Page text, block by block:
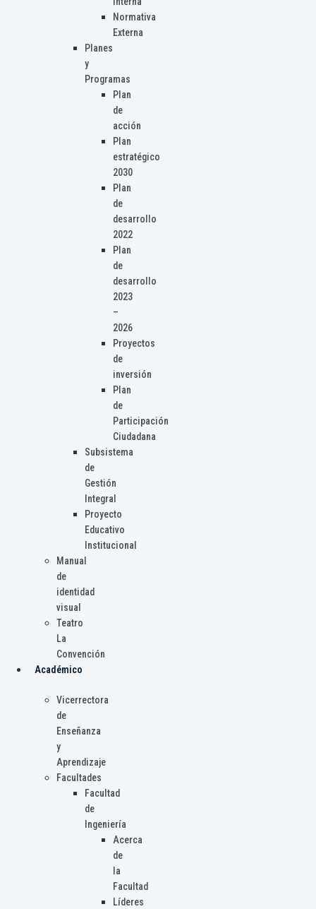
Normativa
Externa
Planes
y
Programas
Plan
de
acción
Plan
estratégico
2030
Plan
de
desarrollo
2022
Plan
de
desarrollo
2023
–
2026
Proyectos
de
inversión
Plan
de
Participación
Ciudadana
Subsistema
de
Gestión
Integral
Proyecto
Educativo
Institucional
Manual
de
identidad
visual
Teatro
La
Convención
Académico
Vicerrectora
de
Enseñanza
y
Aprendizaje
Facultades
Facultad
de
Ingeniería
Acerca
de
la
Facultad
Líderes